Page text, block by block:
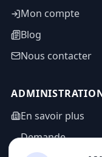
Mon compte
Blog
Nous contacter
En savoir plus
Demande
d'information